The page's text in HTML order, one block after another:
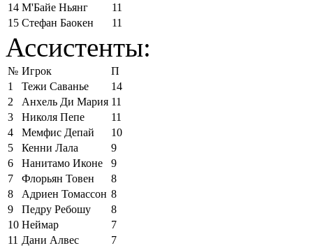
14 М'Байе Ньянг
11
15 Стефан Баокен 11
Ассистенты:
№ Игрок
П
1
Тежи Саванье
14
2
Анхель Ди Мария 11
3
Николя Пепе
11
4
Мемфис Депай
10
5
Кенни Лала
9
6
Нанитамо Иконе
9
7
Флорьян Товен
8
8
Адриен Томассон 8
9
Педру Ребошу
8
10 Неймар
7
11 Дани Алвес
7